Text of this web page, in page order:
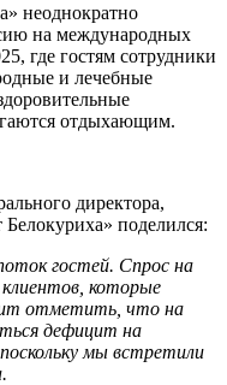
неоднократно
на международных
где гостям сотрудники
и лечебные
отдыхающим.
директора,
поделился:
гостей. Спрос на
которые
отметить, что на
дефицит на
мы встретили